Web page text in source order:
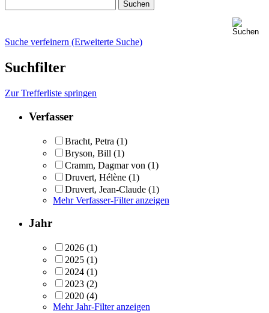
Suche verfeinern (Erweiterte Suche)
Suchfilter
Zur Trefferliste springen
Verfasser
Bracht, Petra (1)
Bryson, Bill (1)
Cramm, Dagmar von (1)
Druvert, Hélène (1)
Druvert, Jean-Claude (1)
Mehr Verfasser-Filter anzeigen
Jahr
2026 (1)
2025 (1)
2024 (1)
2023 (2)
2020 (4)
Mehr Jahr-Filter anzeigen